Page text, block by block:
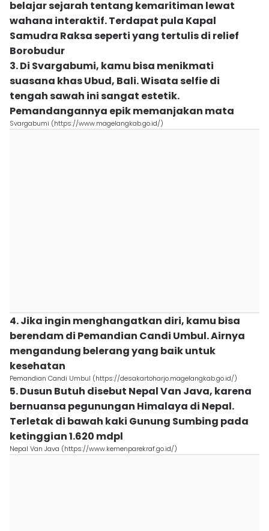
belajar sejarah tentang kemaritiman lewat
wahana interaktif. Terdapat pula Kapal
Samudra Raksa seperti yang tertulis di relief
Borobudur
3. Di Svargabumi, kamu bisa menikmati
suasana khas Ubud, Bali. Wisata selfie di
tengah sawah ini sangat estetik.
Pemandangannya epik memanjakan mata
Svargabumi (https://www.magelangkab.go.id/)
4. Jika ingin menghangatkan diri, kamu bisa
berendam di Pemandian Candi Umbul. Airnya
mengandung belerang yang baik untuk
kesehatan
Pemandian Candi Umbul (https://desakartoharjo.magelangkab.go.id/)
5. Dusun Butuh disebut Nepal Van Java, karena
bernuansa pegunungan Himalaya di Nepal.
Terletak di bawah kaki Gunung Sumbing pada
ketinggian 1.620 mdpl
Nepal Van Java (https://www.kemenparekraf.go.id/)